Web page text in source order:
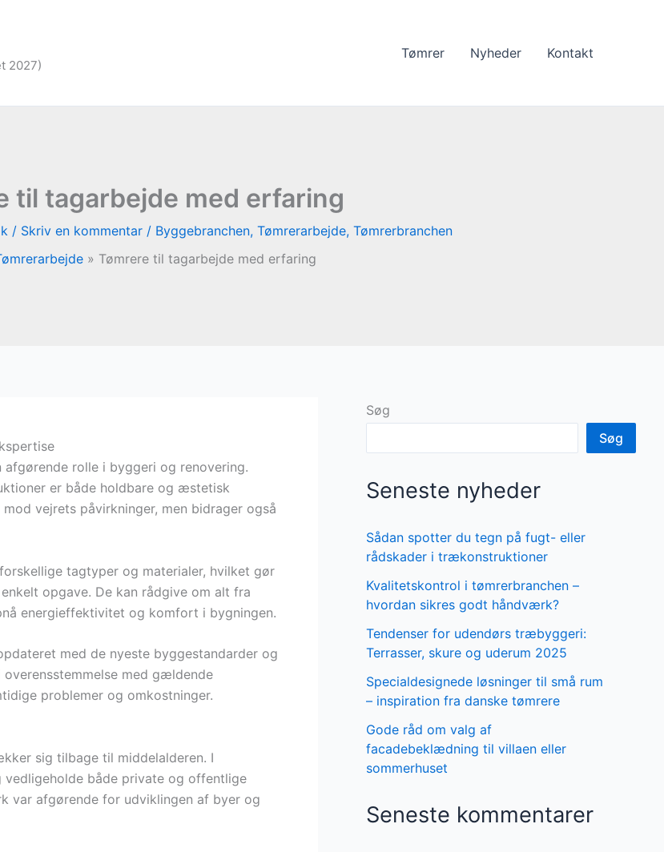
2027)
Tømrer Nyheder Kontakt
til tagarbejde med erfaring
/ Skriv en kommentar / Byggebranchen, Tømrerarbejde, Tømrerbranchen
Tømrere til tagarbejde med erfaring
rolle i byggeri og renovering.
er både holdbare og æstetisk
vejrets påvirkninger, men bidrager også
tagtyper og materialer, hvilket gør
opgave. De kan rådgive om alt fra
energieffektivitet og komfort i bygningen.
med de nyeste byggestandarder og
med gældende
problemer og omkostninger.
sig tilbage til middelalderen. I
både private og offentlige
var afgørende for udviklingen af byer og
Søg
Søg
Seneste nyheder
Sådan spotter du tegn på fugt- eller
rådskader i trækonstruktioner
Kvalitetskontrol i tømrerbranchen –
hvordan sikres godt håndværk?
Tendenser for udendørs træbyggeri:
Terrasser, skure og uderum 2025
Specialdesignede løsninger til små rum
– inspiration fra danske tømrere
Gode råd om valg af
facadebeklædning til villaen eller
sommerhuset
Seneste kommentarer